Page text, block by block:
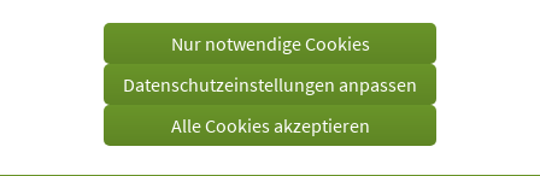
einem
Tab)
Nur notwendige Cookies
Datenschutzeinstellungen anpassen
Alle Cookies akzeptieren